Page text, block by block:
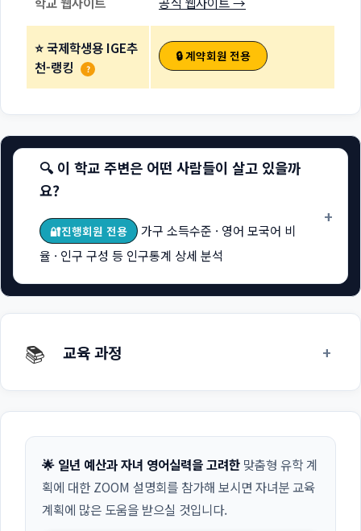
⭐ 국제학생용 IGE추
천-랭킹
?
🔒 계약회원 전용
🔍 이 학교 주변은 어떤 사람들이 살고 있을까
요?
🔐진행회원 전용
가구 소득수준 · 영어 모국어 비
율 · 인구 구성 등 인구통계 상세 분석
+
📚 교육 과정 +
🌟 일년 예산과 자녀 영어실력을 고려한 맞춤형 유학 계
획에 대한 ZOOM 설명회를 참가해 보시면 자녀분 교육
계획에 많은 도움을 받으실 것입니다.